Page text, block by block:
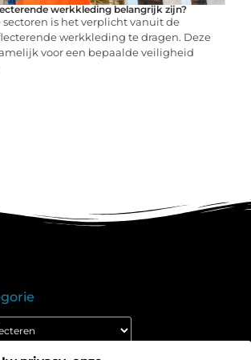
werkkleding belangrijk zijn?
is het verplicht vanuit de
werkkleding te dragen. Deze
voor een bepaalde veiligheid